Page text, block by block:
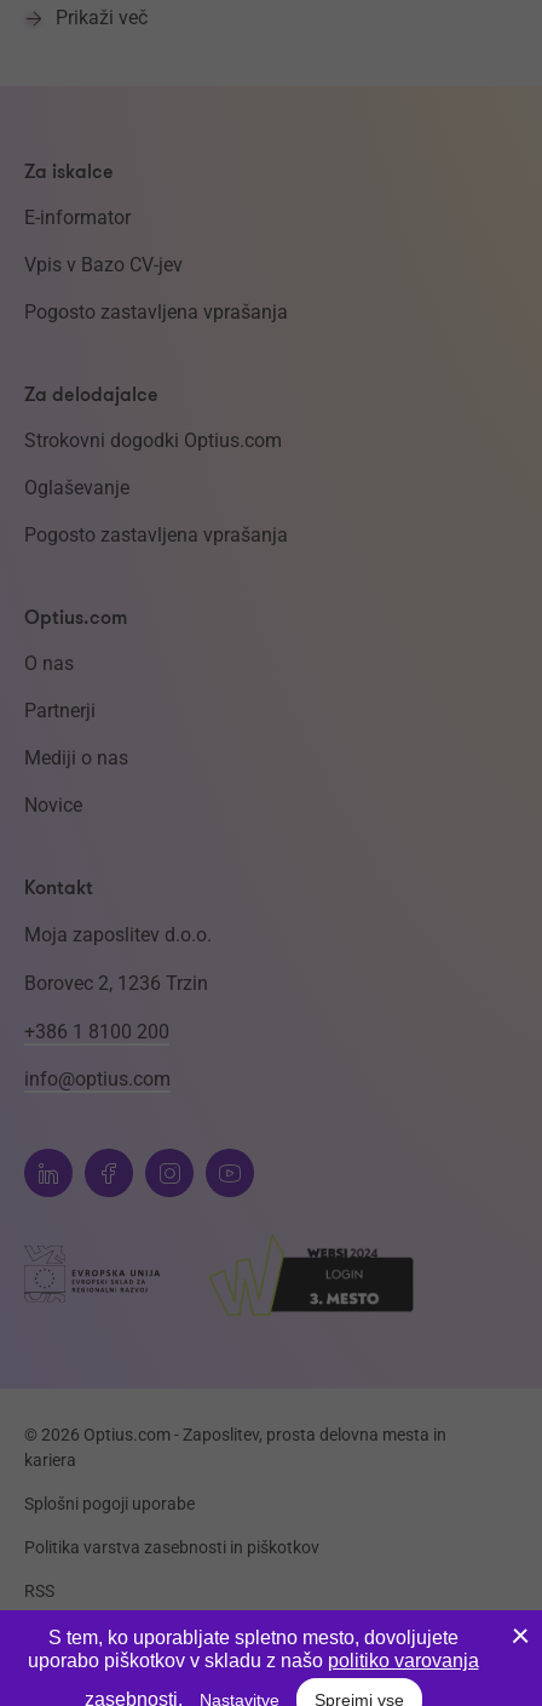
Prikaži več
Za iskalce
E-informator
Vpis v Bazo CV-jev
Pogosto zastavljena vprašanja
Za delodajalce
Strokovni dogodki Optius.com
Oglaševanje
Pogosto zastavljena vprašanja
Optius.com
O nas
Partnerji
Mediji o nas
Novice
Kontakt
Moja zaposlitev d.o.o.
Borovec 2, 1236 Trzin
+386 1 8100 200
info@optius.com
© 2026 Optius.com - Zaposlitev, prosta delovna mesta in
kariera
Splošni pogoji uporabe
Politika varstva zasebnosti in piškotkov
RSS
Piškotki
S tem, ko uporabljate spletno mesto, dovoljujete
uporabo piškotkov v skladu z našo politiko varovanja
zasebnosti. Nastavitve Sprejmi vse